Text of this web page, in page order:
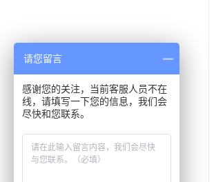
请您留言
感谢您的关注，当前客服人员不在
线，请填写一下您的信息，我们会
尽快和您联系。